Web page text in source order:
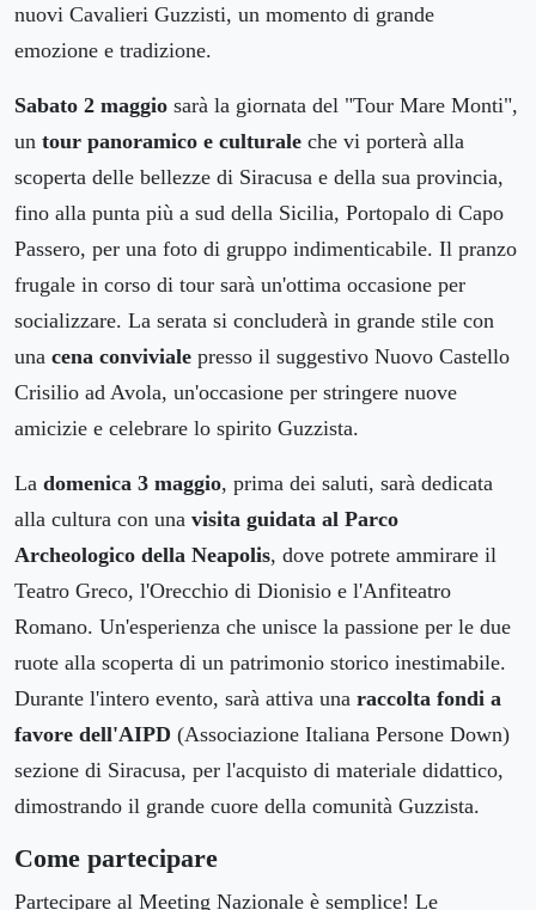
nuovi Cavalieri Guzzisti, un momento di grande
emozione e tradizione.
Sabato 2 maggio sarà la giornata del "Tour Mare Monti",
un tour panoramico e culturale che vi porterà alla
scoperta delle bellezze di Siracusa e della sua provincia,
fino alla punta più a sud della Sicilia, Portopalo di Capo
Passero, per una foto di gruppo indimenticabile. Il pranzo
frugale in corso di tour sarà un'ottima occasione per
socializzare. La serata si concluderà in grande stile con
una cena conviviale presso il suggestivo Nuovo Castello
Crisilio ad Avola, un'occasione per stringere nuove
amicizie e celebrare lo spirito Guzzista.
La domenica 3 maggio, prima dei saluti, sarà dedicata
alla cultura con una visita guidata al Parco
Archeologico della Neapolis, dove potrete ammirare il
Teatro Greco, l'Orecchio di Dionisio e l'Anfiteatro
Romano. Un'esperienza che unisce la passione per le due
ruote alla scoperta di un patrimonio storico inestimabile.
Durante l'intero evento, sarà attiva una raccolta fondi a
favore dell'AIPD (Associazione Italiana Persone Down)
sezione di Siracusa, per l'acquisto di materiale didattico,
dimostrando il grande cuore della comunità Guzzista.
Come partecipare
Partecipare al Meeting Nazionale è semplice! Le